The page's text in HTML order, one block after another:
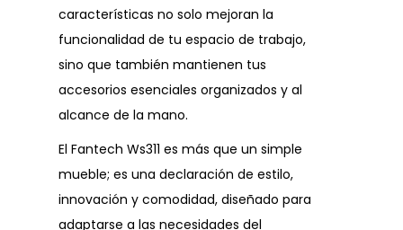
características no solo mejoran la
funcionalidad de tu espacio de trabajo,
sino que también mantienen tus
accesorios esenciales organizados y al
alcance de la mano.
El Fantech Ws311 es más que un simple
mueble; es una declaración de estilo,
innovación y comodidad, diseñado para
adaptarse a las necesidades del